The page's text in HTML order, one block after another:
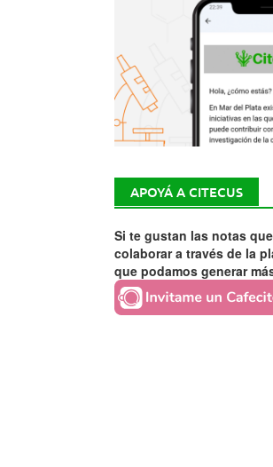
APOYÁ A CITECUS
Si te gustan las notas
colaborar a través de la
que podamos generar